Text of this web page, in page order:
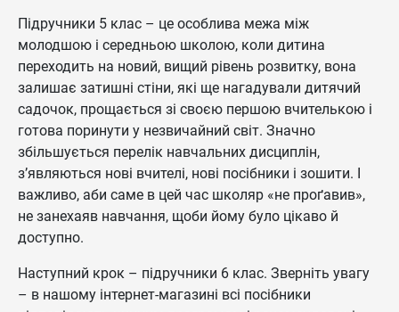
Підручники 5 клас – це особлива межа між
молодшою і середньою школою, коли дитина
переходить на новий, вищий рівень розвитку, вона
залишає затишні стіни, які ще нагадували дитячий
садочок, прощається зі своєю першою вчителькою і
готова поринути у незвичайний світ. Значно
збільшується перелік навчальних дисциплін,
з’являються нові вчителі, нові посібники і зошити. І
важливо, аби саме в цей час школяр «не проґавив»,
не занехаяв навчання, щоби йому було цікаво й
доступно.
Наступний крок – підручники 6 клас. Зверніть увагу
– в нашому інтернет-магазині всі посібники